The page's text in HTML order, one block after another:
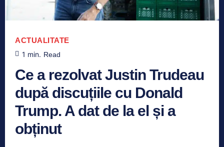
ACTUALITATE
1 min. Read
Ce a rezolvat Justin Trudeau
după discuțiile cu Donald
Trump. A dat de la el și a
obținut